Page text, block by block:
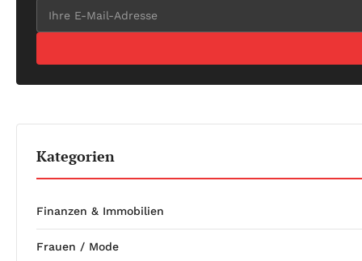
Kategorien
Finanzen & Immobilien
Frauen / Mode